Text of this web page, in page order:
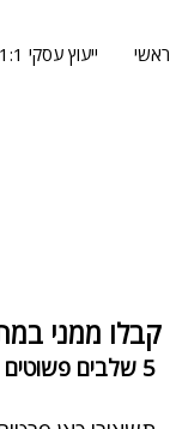
ראשי ייעוץ עסקי 1:1 למטפלים
קבלו ממני